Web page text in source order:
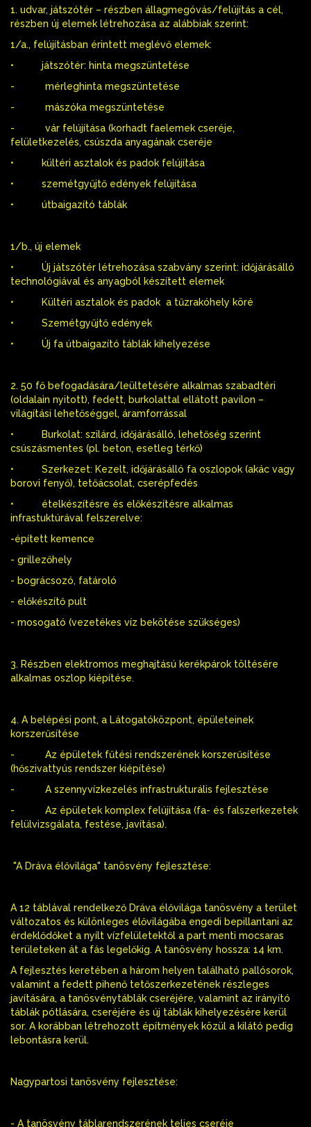
1. udvar, játszótér – részben állagmegóvás/felújítás a cél,
részben új elemek létrehozása az alábbiak szerint:
1/a., felújításban érintett meglévő elemek:
• játszótér: hinta megszüntetése
- mérleghinta megszüntetése
- mászóka megszüntetése
- vár felújítása (korhadt faelemek cseréje,
felületkezelés, csúszda anyagának cseréje
• kültéri asztalok és padok felújítása
• szemétgyűjtő edények felújítása
• útbaigazító táblák
1/b., új elemek
• Új játszótér létrehozása szabvány szerint: időjárásálló
technológiával és anyagból készített elemek
• Kültéri asztalok és padok a tűzrakóhely köré
• Szemétgyűjtő edények
• Új fa útbaigazító táblák kihelyezése
2. 50 fő befogadására/leültetésére alkalmas szabadtéri
(oldalain nyitott), fedett, burkolattal ellátott pavilon –
világítási lehetőséggel, áramforrással
• Burkolat: szilárd, időjárásálló, lehetőség szerint
csúszásmentes (pl. beton, esetleg térkő)
• Szerkezet: Kezelt, időjárásálló fa oszlopok (akác vagy
borovi fenyő), tetőácsolat, cserépfedés
• ételkészítésre és előkészítésre alkalmas
infrastuktúrával felszerelve:
-épített kemence
- grillezőhely
- bográcsozó, fatároló
- előkészítő pult
- mosogató (vezetékes víz bekötése szükséges)
3. Részben elektromos meghajtású kerékpárok töltésére
alkalmas oszlop kiépítése.
4. A belépési pont, a Látogatóközpont, épületeinek
korszerűsítése
- Az épületek fűtési rendszerének korszerűsítése
(hőszivattyús rendszer kiépítése)
- A szennyvízkezelés infrastrukturális fejlesztése
- Az épületek komplex felújítása (fa- és falszerkezetek
felülvizsgálata, festése, javítása).
"A Dráva élővilága" tanösvény fejlesztése:
A 12 táblával rendelkező Dráva élővilága tanösvény a terület
változatos és különleges élővilágába engedi bepillantani az
érdeklődőket a nyílt vízfelületektől a part menti mocsaras
területeken át a fás legelőkig. A tanösvény hossza: 14 km.
A fejlesztés keretében a három helyen található pallósorok,
valamint a fedett pihenő tetőszerkezetének részleges
javítására, a tanösvénytáblák cseréjére, valamint az irányító
táblák pótlására, cseréjére és új táblák kihelyezésére kerül
sor. A korábban létrehozott építmények közül a kilátó pedig
lebontásra kerül.
Nagypartosi tanösvény fejlesztése:
- A tanösvény táblarendszerének teljes cseréje